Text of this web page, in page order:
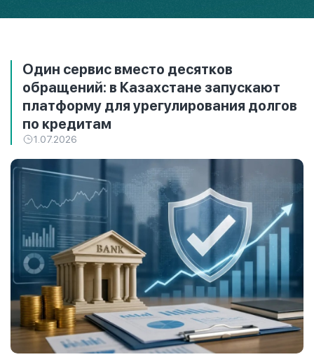
Один сервис вместо десятков
обращений: в Казахстане запускают
платформу для урегулирования долгов
по кредитам
1.07.2026